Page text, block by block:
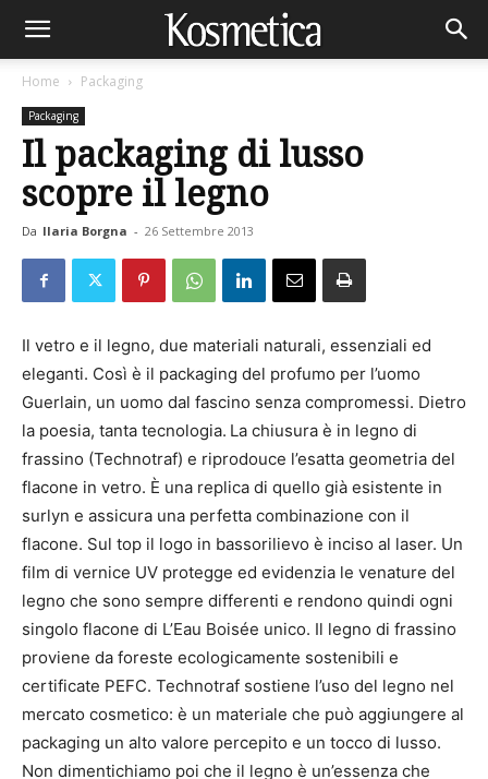
Home Packaging
Packaging
Il packaging di lusso
scopre il legno
Da Ilaria Borgna - 26 Settembre 2013
Il vetro e il legno, due materiali naturali, essenziali ed
eleganti. Così è il packaging del profumo per l’uomo
Guerlain, un uomo dal fascino senza compromessi. Dietro
la poesia, tanta tecnologia. La chiusura è in legno di
frassino (Technotraf) e riprodouce l’esatta geometria del
flacone in vetro. È una replica di quello già esistente in
surlyn e assicura una perfetta combinazione con il
flacone. Sul top il logo in bassorilievo è inciso al laser. Un
film di vernice UV protegge ed evidenzia le venature del
legno che sono sempre differenti e rendono quindi ogni
singolo flacone di L’Eau Boisée unico. Il legno di frassino
proviene da foreste ecologicamente sostenibili e
certificate PEFC. Technotraf sostiene l’uso del legno nel
mercato cosmetico: è un materiale che può aggiungere al
packaging un alto valore percepito e un tocco di lusso.
Non dimentichiamo poi che il legno è un’essenza che